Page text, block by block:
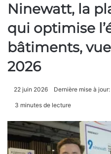
Ninewatt, la
qui optimise
bâtiments,
2026
22 juin 2026 Dernière mise à
3 minutes de lecture